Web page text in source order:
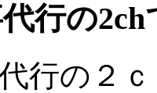
行の
行の２